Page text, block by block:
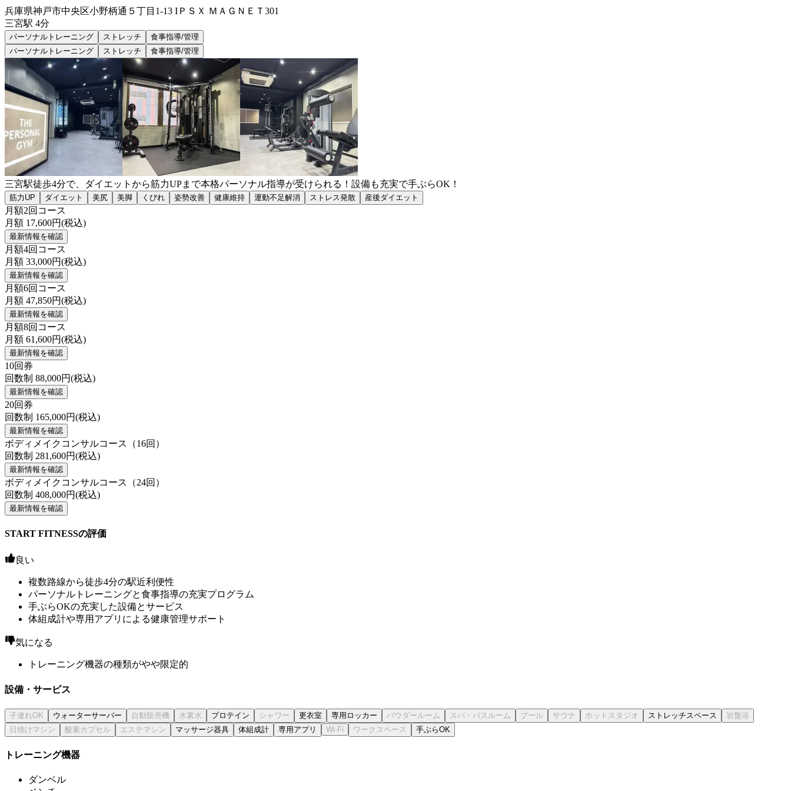
兵庫県神戸市中央区小野柄通５丁目1-13 IＰＳＸ ＭＡＧＮＥＴ301
三宮駅 4分
パーソナルトレーニング ストレッチ
食事指導/管理
パーソナルトレーニング
ストレッチ 食事指導/管理
三宮駅徒歩4分で、ダイエットから筋力UPまで本格パーソナル指導が受けられる！設備も充実で手ぶらOK！
筋力UP ダイエット 美尻 美脚 くびれ 姿勢改善 健康維持 運動不足解消 ストレス発散 産後ダイエット
月額2回コース
月額 17,600円(税込)
最新情報を確認
月額4回コース
月額 33,000円(税込)
最新情報を確認
月額6回コース
月額 47,850円(税込)
最新情報を確認
月額8回コース
月額 61,600円(税込)
最新情報を確認
10回券
回数制 88,000円(税込)
最新情報を確認
20回券
回数制 165,000円(税込)
最新情報を確認
ボディメイクコンサルコース（16回）
回数制 281,600円(税込)
最新情報を確認
ボディメイクコンサルコース（24回）
回数制 408,000円(税込)
最新情報を確認
START FITNESSの評価
良い
複数路線から徒歩4分の駅近利便性
パーソナルトレーニングと食事指導の充実プログラム
手ぶらOKの充実した設備とサービス
体組成計や専用アプリによる健康管理サポート
気になる
トレーニング機器の種類がやや限定的
設備・サービス
ウォーターサーバー プロテイン 更衣室 専用ロッカー
ストレッチスペース
マッサージ器具
体組成計 専用アプリ 手ぶらOK
トレーニング機器
ダンベル